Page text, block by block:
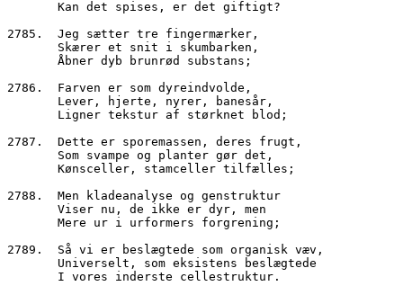
       Kan det spises, er det giftigt?
2785.  Jeg sætter tre fingermærker,
       Skærer et snit i skumbarken,
       Åbner dyb brunrød substans;
2786.  Farven er som dyreindvolde,
       Lever, hjerte, nyrer, banesår,
       Ligner tekstur af størknet blod;
2787.  Dette er sporemassen, deres frugt,
       Som svampe og planter gør det,
       Kønsceller, stamceller tilfælles;
2788.  Men kladeanalyse og genstruktur
       Viser nu, de ikke er dyr, men
       Mere ur i urformers forgrening;
2789.  Så vi er beslægtede som organisk væv,
       Universelt, som eksistens beslægtede
       I vores inderste cellestruktur.